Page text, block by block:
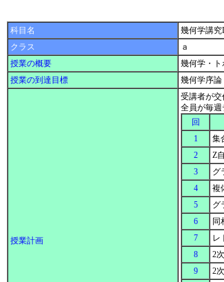
科目名
幾何学講究I
クラス
ａ
授業の概要
幾何学・
授業の到達目標
幾何学序
授業計画
受講者が交
全員が毎週
回
1
集
2
Z
3
グ
4
複
5
グ
6
同
7
レ
8
2
9
2